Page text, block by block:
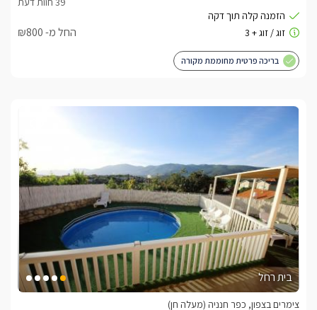
החל מ- ₪800
בריכה פרטית מחוממת מקורה
בית רחל
צימרים בצפון, כפר חנניה (מעלה חן)